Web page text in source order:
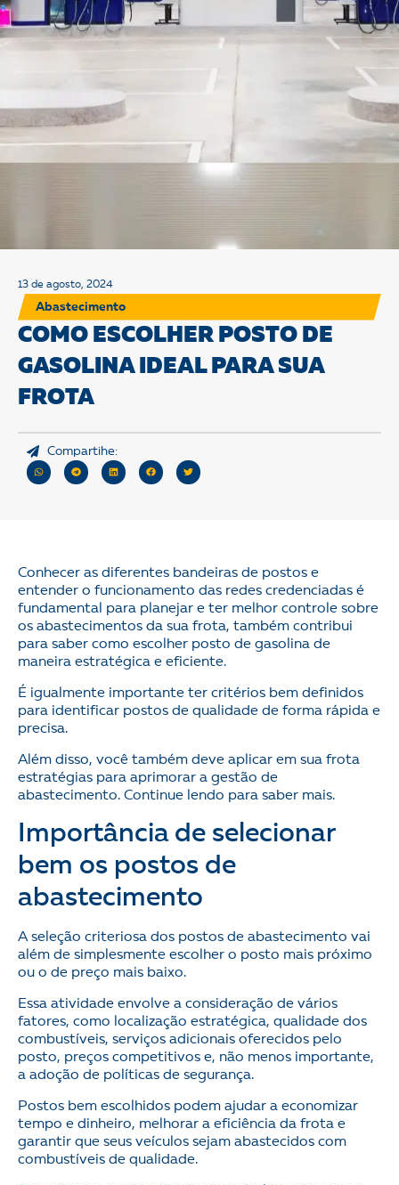
13 de agosto, 2024
Abastecimento
COMO ESCOLHER POSTO DE
GASOLINA IDEAL PARA SUA
FROTA
Compartihe:
Conhecer as diferentes bandeiras de postos e
entender o funcionamento das redes credenciadas é
fundamental para planejar e ter melhor controle sobre
os abastecimentos da sua frota, também contribui
para saber como escolher posto de gasolina de
maneira estratégica e eficiente.
É igualmente importante ter critérios bem definidos
para identificar postos de qualidade de forma rápida e
precisa.
Além disso, você também deve aplicar em sua frota
estratégias para aprimorar a gestão de
abastecimento. Continue lendo para saber mais.
Importância de selecionar
bem os postos de
abastecimento
A seleção criteriosa dos postos de abastecimento vai
além de simplesmente escolher o posto mais próximo
ou o de preço mais baixo.
Essa atividade envolve a consideração de vários
fatores, como localização estratégica, qualidade dos
combustíveis, serviços adicionais oferecidos pelo
posto, preços competitivos e, não menos importante,
a adoção de políticas de segurança.
Postos bem escolhidos podem ajudar a economizar
tempo e dinheiro, melhorar a eficiência da frota e
garantir que seus veículos sejam abastecidos com
combustíveis de qualidade.